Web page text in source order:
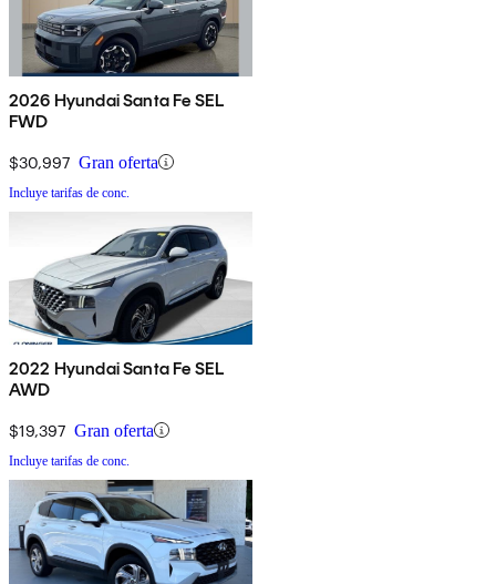
2026 Hyundai Santa Fe SEL
FWD
$30,997 Gran oferta
Incluye tarifas de conc.
2022 Hyundai Santa Fe SEL
AWD
$19,397 Gran oferta
Incluye tarifas de conc.